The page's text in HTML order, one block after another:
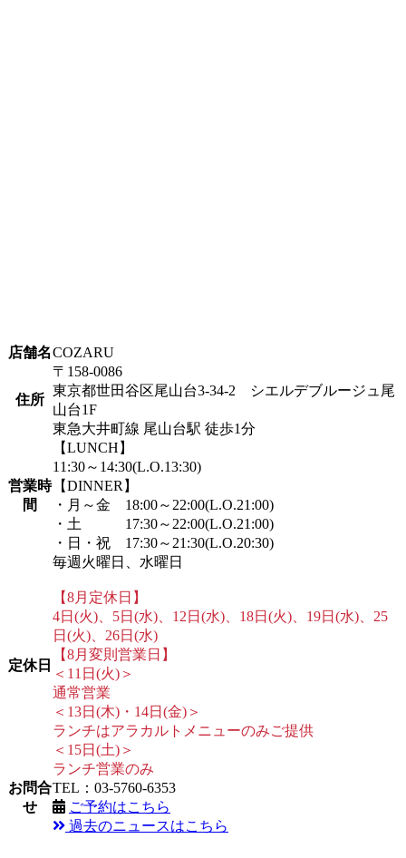
店舗名COZARU
住所
〒158-0086
東京都世田谷区尾山台3-34-2 シエルデブルージュ尾
山台1F
東急大井町線 尾山台駅 徒歩1分
営業時
間
【LUNCH】
11:30～14:30(L.O.13:30)
【DINNER】
・月～金 18:00～22:00(L.O.21:00)
・土 17:30～22:00(L.O.21:00)
・日・祝 17:30～21:30(L.O.20:30)
定休日
毎週火曜日、水曜日
【8月定休日】
4日(火)、5日(水)、12日(水)、18日(火)、19日(水)、25
日(火)、26日(水)
【8月変則営業日】
＜11日(火)＞
通常営業
＜13日(木)・14日(金)＞
ランチはアラカルトメニューのみご提供
＜15日(土)＞
ランチ営業のみ
お問合
せ
TEL：03-5760-6353
ご予約はこちら
過去のニュースはこちら